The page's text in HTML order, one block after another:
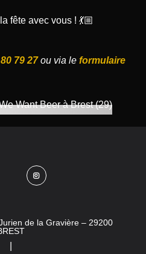
fête avec vous ! 💃🏼
79 27ou via le formulaire
de la Gravière – 29200